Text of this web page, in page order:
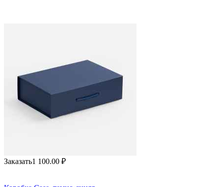
Заказать1 100.00 ₽